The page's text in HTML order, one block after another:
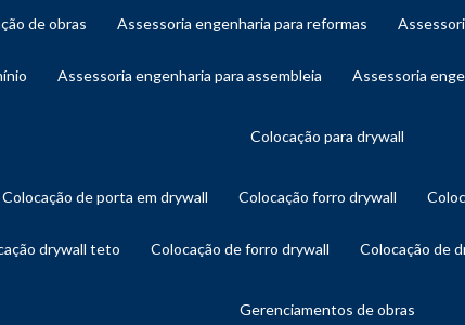
de obras assessoria engenharia para reformas
assessoria engenharia para assembleia assessoria
colocação para drywall
colocação de porta em drywall colocação forro drywall
drywall teto colocação de forro drywall colocação de
gerenciamentos de obras